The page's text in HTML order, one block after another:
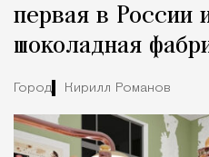
первая в России
шоколадная
Город Кирилл Романов